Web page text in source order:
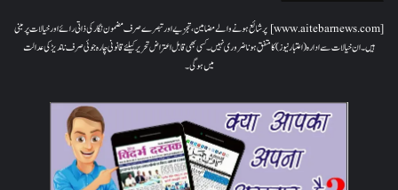
[www.aitebarnews.com] پر شائع ہونے والے مضامین، تجزیے اور تبصرے صرف مضمون نگار کی ذاتی رائے اور خیالات پر مبنی
ہیں۔ ان خیالات سے ادارہ (اعتبار نیوز) کا متفق ہونا ضروری نہیں۔ کسی بھی قابل اعتراض تحریر کیلئے قانونی چارہ جوئی صرف ناندیڑ کی عدالت
میں ہوگی۔